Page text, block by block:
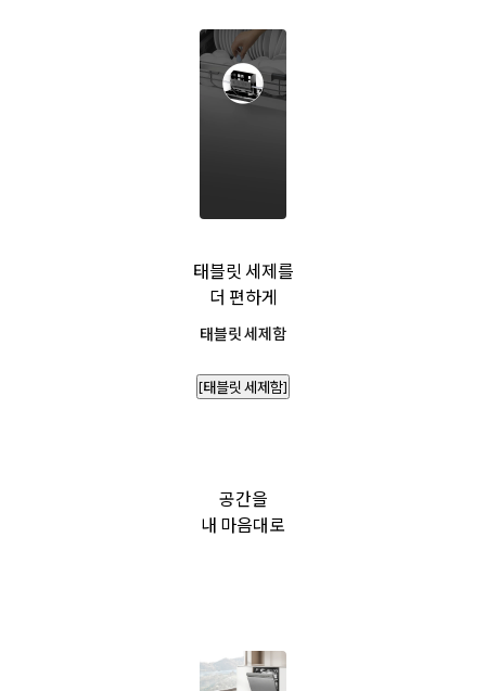
태블릿 세제를
더 편하게
태블릿 세제함
[태블릿 세제함]
공간을
내 마음대로